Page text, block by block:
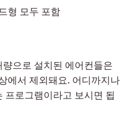
형 모두 포함
으로 설치된 에어컨들은
에서 제외돼요. 어디까지나
프로그램이라고 보시면 됩